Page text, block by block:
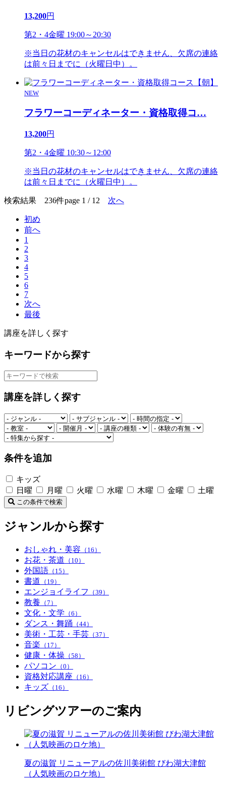
13,200円
第2・4金曜 19:00～20:30
※当日の花材のキャンセルはできません、欠席の連絡
は前々日までに（火曜日中）。
NEW
フラワーコーディネーター・資格取得コ…
13,200円
第2・4金曜 10:30～12:00
※当日の花材のキャンセルはできません、欠席の連絡
は前々日までに（火曜日中）。
検索結果 236件page 1 / 12 次へ
初め
前へ
1
2
3
4
5
6
7
次へ
最後
講座を詳しく探す
キーワードから探す
講座を詳しく探す
条件を追加
キッズ
日曜
月曜 火曜 水曜 木曜 金曜 土曜
この条件で検索
ジャンルから探す
おしゃれ・美容 （16）
お花・茶道 （10）
外国語 （15）
書道 （19）
エンジョイライフ （39）
教養 （7）
文化・文学 （6）
ダンス・舞踊 （44）
美術・工芸・手芸 （37）
音楽 （17）
健康・体操 （58）
パソコン （0）
資格対応講座 （16）
キッズ （16）
リビングツアーのご案内
夏の滋賀 リニューアルの佐川美術館 びわ湖大津館
（人気映画のロケ地）